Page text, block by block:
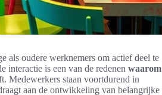
als oudere werknemers om actief deel te
interactie is een van de redenen waarom
Medewerkers staan voortdurend in
aan de ontwikkeling van belangrijke